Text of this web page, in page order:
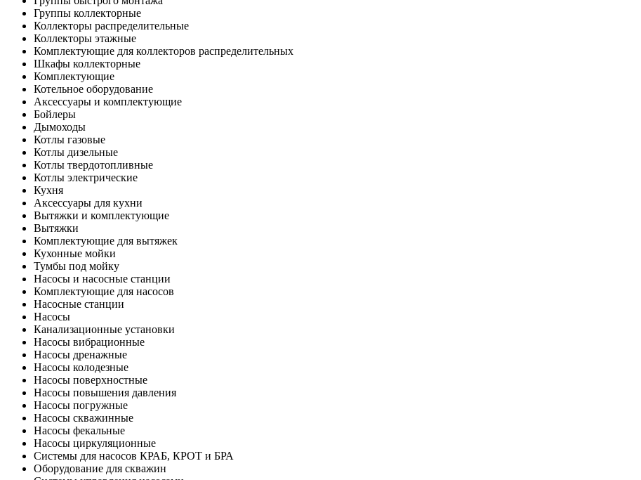
Группы коллекторные
Коллекторы распределительные
Коллекторы этажные
Комплектующие для коллекторов распределительных
Шкафы коллекторные
Комплектующие
Котельное оборудование
Аксессуары и комплектующие
Бойлеры
Дымоходы
Котлы газовые
Котлы дизельные
Котлы твердотопливные
Котлы электрические
Кухня
Аксессуары для кухни
Вытяжки и комплектующие
Вытяжки
Комплектующие для вытяжек
Кухонные мойки
Тумбы под мойку
Насосы и насосные станции
Комплектующие для насосов
Насосные станции
Насосы
Канализационные установки
Насосы вибрационные
Насосы дренажные
Насосы колодезные
Насосы поверхностные
Насосы повышения давления
Насосы погружные
Насосы скважинные
Насосы фекальные
Насосы циркуляционные
Системы для насосов КРАБ, КРОТ и БРА
Оборудование для скважин